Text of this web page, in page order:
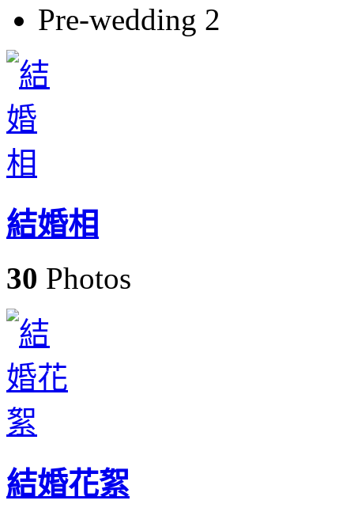
Pre-wedding 2
結婚相
30 Photos
結婚花絮